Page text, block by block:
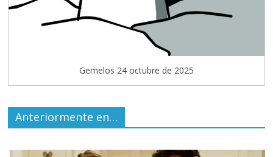
Gemelos 24 octubre de 2025
Anteriormente en…